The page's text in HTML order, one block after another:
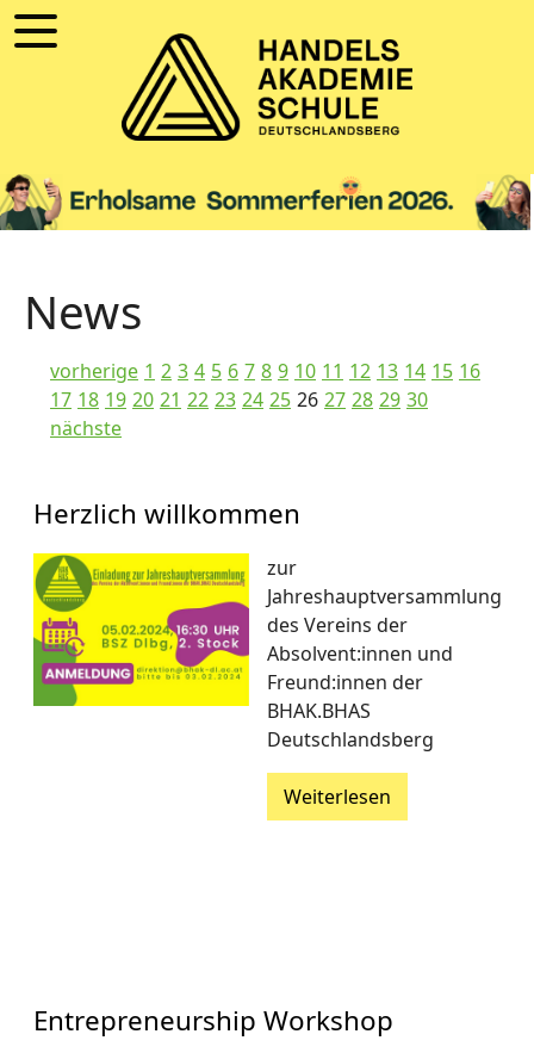
News
vorherige 1 2 3 4 5 6 7 8 9 10 11 12 13 14 15 16
17 18 19 20 21 22 23 24 25 26 27 28 29 30
nächste
Herzlich willkommen
zur
Jahreshauptversammlung
des Vereins der
Absolvent:innen und
Freund:innen der
BHAK.BHAS
Deutschlandsberg
Weiterlesen
Entrepreneurship Workshop